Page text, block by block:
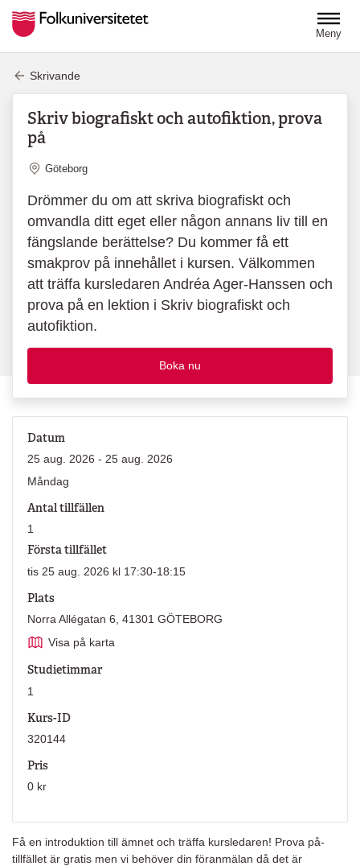
Meny
Skrivande
Skriv biografiskt och autofiktion, prova
på
Plats
Göteborg
Drömmer du om att skriva biografiskt och
omvandla ditt eget eller någon annans liv till en
fängslande berättelse? Du kommer få ett
smakprov på innehållet i kursen. Välkommen
att träffa kursledaren Andréa Ager-Hanssen och
prova på en lektion i Skriv biografiskt och
autofiktion.
Boka nu
Få en introduktion till ämnet och träffa kursledaren! Prova på-
tillfället är gratis men vi behöver din föranmälan då det är
Datum
25 aug. 2026 - 25 aug. 2026
Måndag
Antal tillfällen
1
Första tillfället
tis 25 aug. 2026 kl 17:30-18:15
Plats
Norra Allégatan 6, 41301 GÖTEBORG
Visa på karta
Studietimmar
1
Kurs-ID
320144
Pris
0 kr